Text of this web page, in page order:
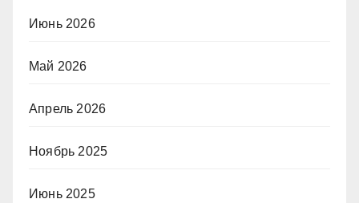
Июнь 2026
Май 2026
Апрель 2026
Ноябрь 2025
Июнь 2025